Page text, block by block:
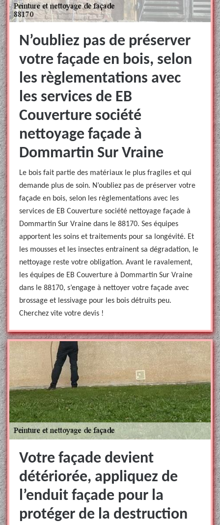
N’oubliez pas de préserver
votre façade en bois, selon
les règlementations avec
les services de EB
Couverture société
nettoyage façade à
Dommartin Sur Vraine
Le bois fait partie des matériaux le plus fragiles et qui
demande plus de soin. N’oubliez pas de préserver votre
façade en bois, selon les règlementations avec les
services de EB Couverture société nettoyage façade à
Dommartin Sur Vraine dans le 88170. Ses équipes
apportent les soins et traitements pour sa longévité. Et
les mousses et les insectes entrainent sa dégradation, le
nettoyage reste votre obligation. Avant le ravalement,
les équipes de EB Couverture à Dommartin Sur Vraine
dans le 88170, s’engage à nettoyer votre façade avec
brossage et lessivage pour les bois détruits peu.
Cherchez vite votre devis !
Votre façade devient
détériorée, appliquez de
l’enduit façade pour la
protéger de la destruction